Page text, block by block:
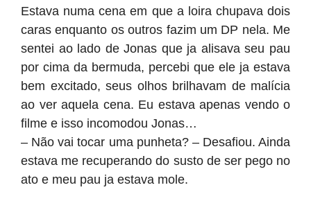
Estava numa cena em que a loira chupava dois
caras enquanto os outros fazim um DP nela. Me
sentei ao lado de Jonas que ja alisava seu pau
por cima da bermuda, percebi que ele ja estava
bem excitado, seus olhos brilhavam de malícia
ao ver aquela cena. Eu estava apenas vendo o
filme e isso incomodou Jonas…
– Não vai tocar uma punheta? – Desafiou. Ainda
estava me recuperando do susto de ser pego no
ato e meu pau ja estava mole.